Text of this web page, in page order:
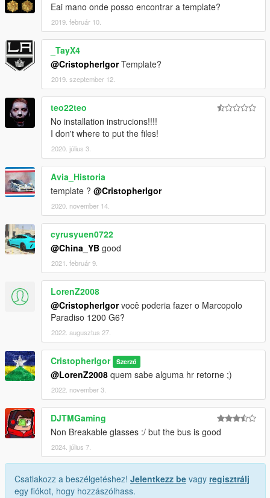
Eai mano onde posso encontrar a template?
2019. február 10.
_TayX4
@CristopherIgorTemplate?
2019. szeptember 12.
teo22teo
No installation instrucions!!!!
I don't where to put the files!
2020. július 3.
Avia_Historia
template ? @CristopherIgor
2020. november 14.
cyrusyuen0722
@China_YB good
2021. február 9.
LorenZ2008
@CristopherIgorvocê poderia fazer o Marcopolo
Paradiso 1200 G6?
2022. augusztus 27.
CristopherIgor Szerző
@LorenZ2008 quem sabe alguma hr retorne ;)
2022. november 3.
DJTMGaming
Non Breakable glasses :/ but the bus is good
2024. július 7.
Csatlakozz a beszélgetéshez! Jelentkezz be vagy regisztrálj
egy fiókot, hogy hozzászólhass.